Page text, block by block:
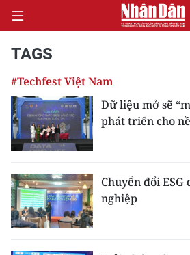
CHÍNH TRỊ
KINH TẾ
XÃ HỘI
PHÁP LUẬT
TAGS
#Techfest Việt Nam
Dữ liệu mở sẽ
phát triển cho
Chuyển đổi
nghiệp